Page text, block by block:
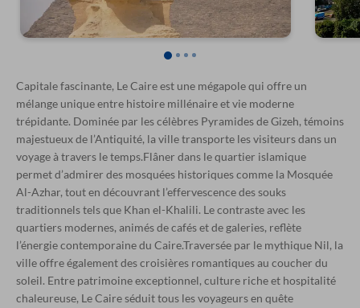
Capitale fascinante, Le Caire est une mégapole qui offre un
mélange unique entre histoire millénaire et vie moderne
trépidante. Dominée par les célèbres Pyramides de Gizeh, témoins
majestueux de l’Antiquité, la ville transporte les visiteurs dans un
voyage à travers le temps.Flâner dans le quartier islamique
permet d’admirer des mosquées historiques comme la Mosquée
Al-Azhar, tout en découvrant l’effervescence des souks
traditionnels tels que Khan el-Khalili. Le contraste avec les
quartiers modernes, animés de cafés et de galeries, reflète
l’énergie contemporaine du Caire.Traversée par le mythique Nil, la
ville offre également des croisières romantiques au coucher du
soleil. Entre patrimoine exceptionnel, culture riche et hospitalité
chaleureuse, Le Caire séduit tous les voyageurs en quête